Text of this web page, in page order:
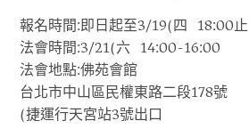
報名時間:即日起至3/19(四) 18:00止
法會時間:3/21(六) 14:00-16:00
法會地點:佛苑會館
台北市中山區民權東路二段178號
(捷運行天宮站3號出口)